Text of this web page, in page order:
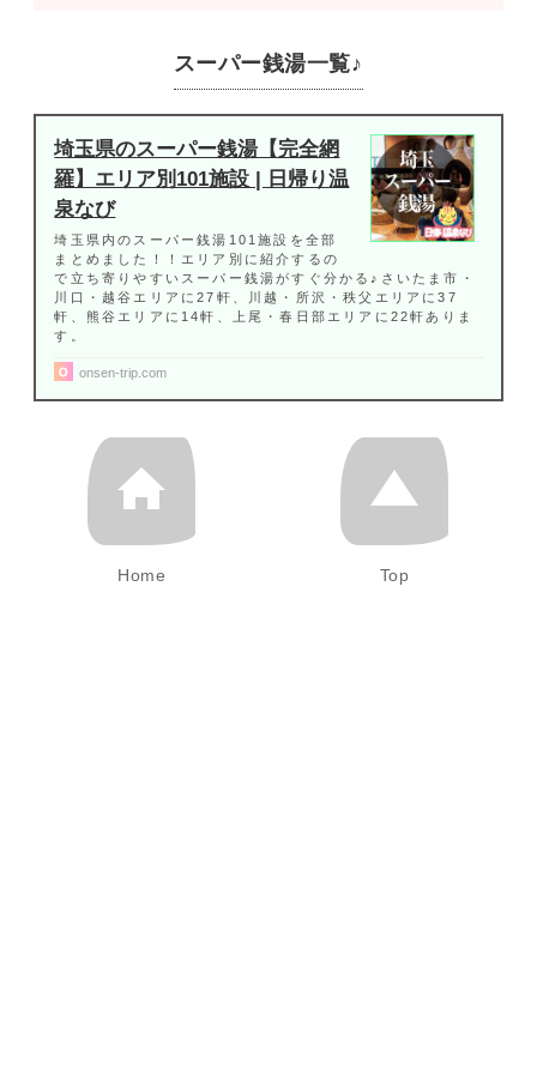
スーパー銭湯一覧♪
埼玉県のスーパー銭湯【完全網
羅】エリア別101施設 | 日帰り温
泉なび
埼玉県内のスーパー銭湯101施設を全部
まとめました！！エリア別に紹介するの
で立ち寄りやすいスーパー銭湯がすぐ分かる♪さいたま市・
川口・越谷エリアに27軒、川越・所沢・秩父エリアに37
軒、熊谷エリアに14軒、上尾・春日部エリアに22軒ありま
す。
onsen-trip.com
Home Top